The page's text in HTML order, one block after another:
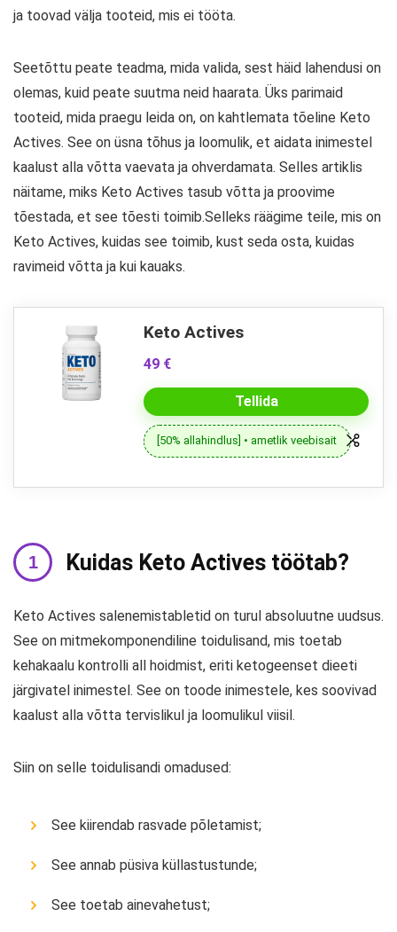
ja toovad välja tooteid, mis ei tööta.
Seetõttu peate teadma, mida valida, sest häid lahendusi on
olemas, kuid peate suutma neid haarata. Üks parimaid
tooteid, mida praegu leida on, on kahtlemata tõeline Keto
Actives. See on üsna tõhus ja loomulik, et aidata inimestel
kaalust alla võtta vaevata ja ohverdamata. Selles artiklis
näitame, miks Keto Actives tasub võtta ja proovime
tõestada, et see tõesti toimib.Selleks räägime teile, mis on
Keto Actives, kuidas see toimib, kust seda osta, kuidas
ravimeid võtta ja kui kauaks.
Keto Actives
49 €
Tellida
[50% allahindlus] • ametlik veebisait
Kuidas Keto Actives töötab?
Keto Actives salenemistabletid on turul absoluutne uudsus.
See on mitmekomponendiline toidulisand, mis toetab
kehakaalu kontrolli all hoidmist, eriti ketogeenset dieeti
järgivatel inimestel. See on toode inimestele, kes soovivad
kaalust alla võtta tervislikul ja loomulikul viisil.
Siin on selle toidulisandi omadused:
See kiirendab rasvade põletamist;
See annab püsiva küllastustunde;
See toetab ainevahetust;